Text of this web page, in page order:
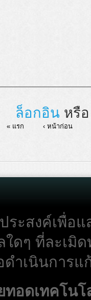
ล็อกอิน หรื
« แรก ‹ หน้าก่อน
ะสงค์เพื่อแ
ดๆ ที่ละเมิ
ดำเนินการ
ทอดเทคโน